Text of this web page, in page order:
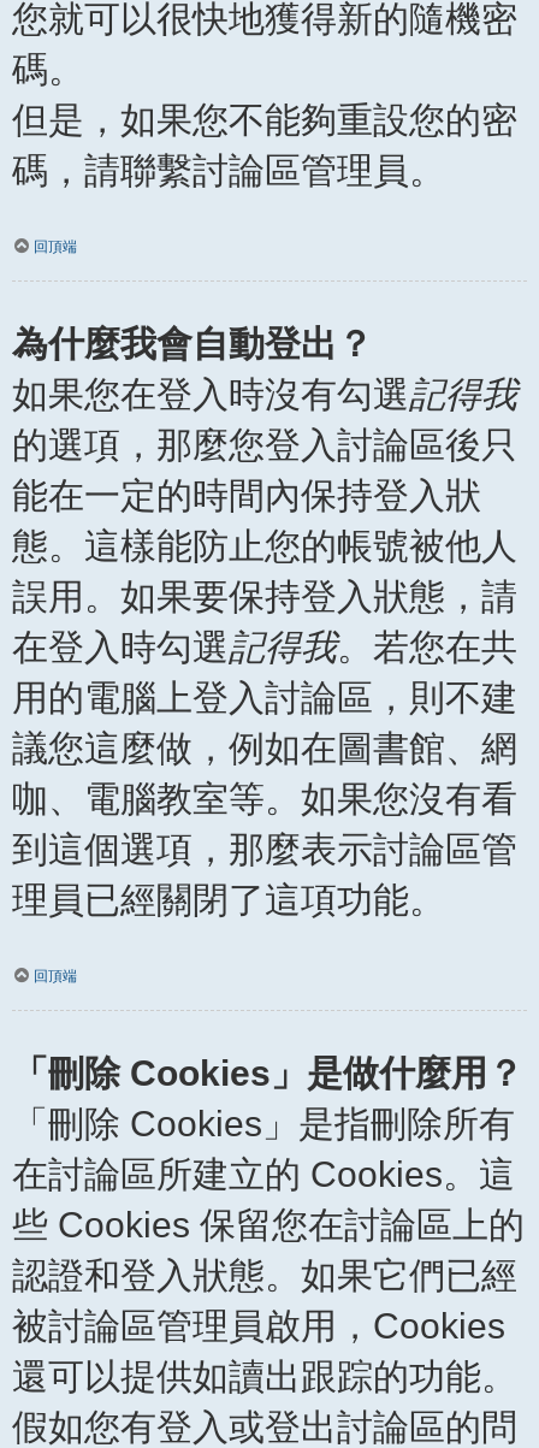
您就可以很快地獲得新的隨機密
碼。
但是，如果您不能夠重設您的密
碼，請聯繫討論區管理員。
回頂端
為什麼我會自動登出？
如果您在登入時沒有勾選記得我
的選項，那麼您登入討論區後只
能在一定的時間內保持登入狀
態。這樣能防止您的帳號被他人
誤用。如果要保持登入狀態，請
在登入時勾選記得我。若您在共
用的電腦上登入討論區，則不建
議您這麼做，例如在圖書館、網
咖、電腦教室等。如果您沒有看
到這個選項，那麼表示討論區管
理員已經關閉了這項功能。
回頂端
「刪除 Cookies」是做什麼用？
「刪除 Cookies」是指刪除所有
在討論區所建立的 Cookies。這
些 Cookies 保留您在討論區上的
認證和登入狀態。如果它們已經
被討論區管理員啟用，Cookies
還可以提供如讀出跟踪的功能。
假如您有登入或登出討論區的問